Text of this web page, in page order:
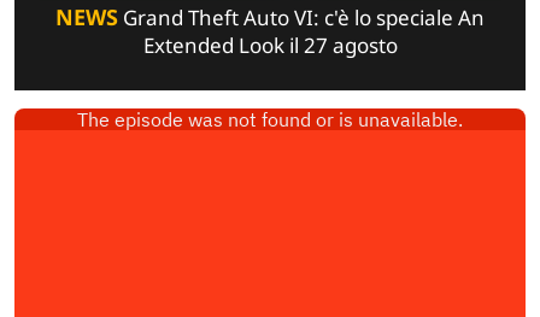
NEWS Grand Theft Auto VI: c'è lo speciale An
Extended Look il 27 agosto